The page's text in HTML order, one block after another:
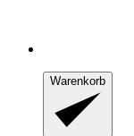
Warenkorb